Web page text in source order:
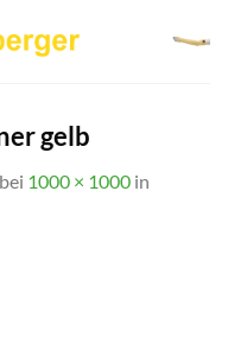
gelb
bei 1000 × 1000 in